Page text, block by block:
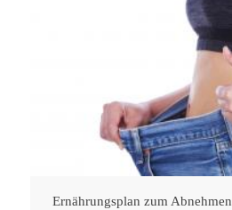
Ernährungsplan zum Abnehmen